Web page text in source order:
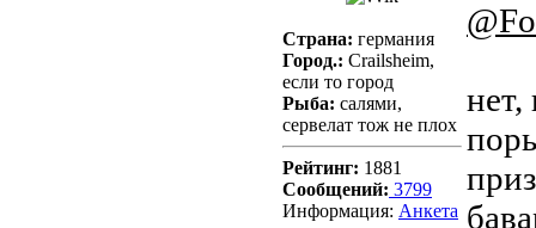
Страна: германия
Город.: Crailsheim,
если то город
Рыба: салями,
сервелат тож не плох
Рейтинг: 1881
Сообщений: 3799
Информация: Aнкета